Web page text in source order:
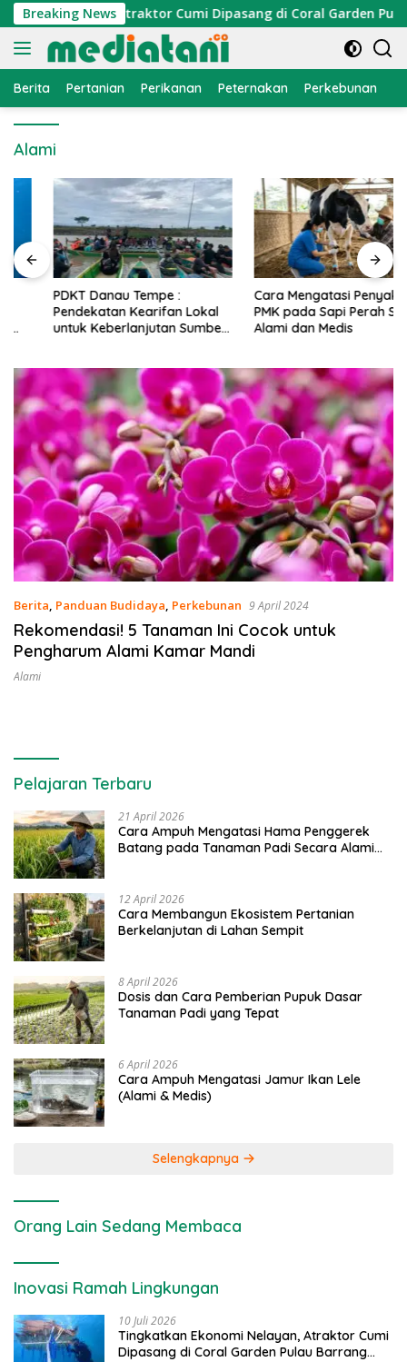
Langsung
ke
konten
Breaking News
Nelayan, Atraktor Cumi Dipasang di Coral Garden Pulau
Berita Pertanian Perikanan Peternakan Perkebunan
Alami
PDKT Danau Tempe :
Pendekatan Kearifan Lokal
untuk Keberlanjutan Sumber
Cara Mengatasi Penyakit
PMK pada Sapi Perah Secara
Alami dan Medis
Berita, Panduan Budidaya, Perkebunan 9 April 2024
Rekomendasi! 5 Tanaman Ini Cocok untuk
Pengharum Alami Kamar Mandi
Alami
Pelajaran Terbaru
21 April 2026
Cara Ampuh Mengatasi Hama Penggerek
Batang pada Tanaman Padi Secara Alami
12 April 2026
Cara Membangun Ekosistem Pertanian
Berkelanjutan di Lahan Sempit
8 April 2026
Dosis dan Cara Pemberian Pupuk Dasar
Tanaman Padi yang Tepat
6 April 2026
Cara Ampuh Mengatasi Jamur Ikan Lele
(Alami & Medis)
Selengkapnya
Orang Lain Sedang Membaca
Inovasi Ramah Lingkungan
10 Juli 2026
Tingkatkan Ekonomi Nelayan, Atraktor Cumi
Dipasang di Coral Garden Pulau Barrang